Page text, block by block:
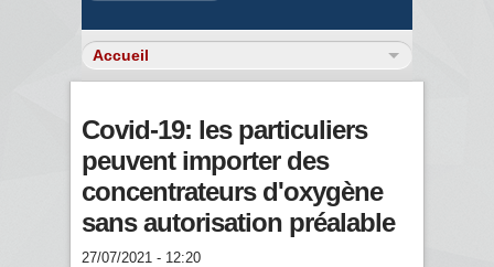
Covid-19: les particuliers
peuvent importer des
concentrateurs d'oxygène
sans autorisation préalable
27/07/2021 - 12:20